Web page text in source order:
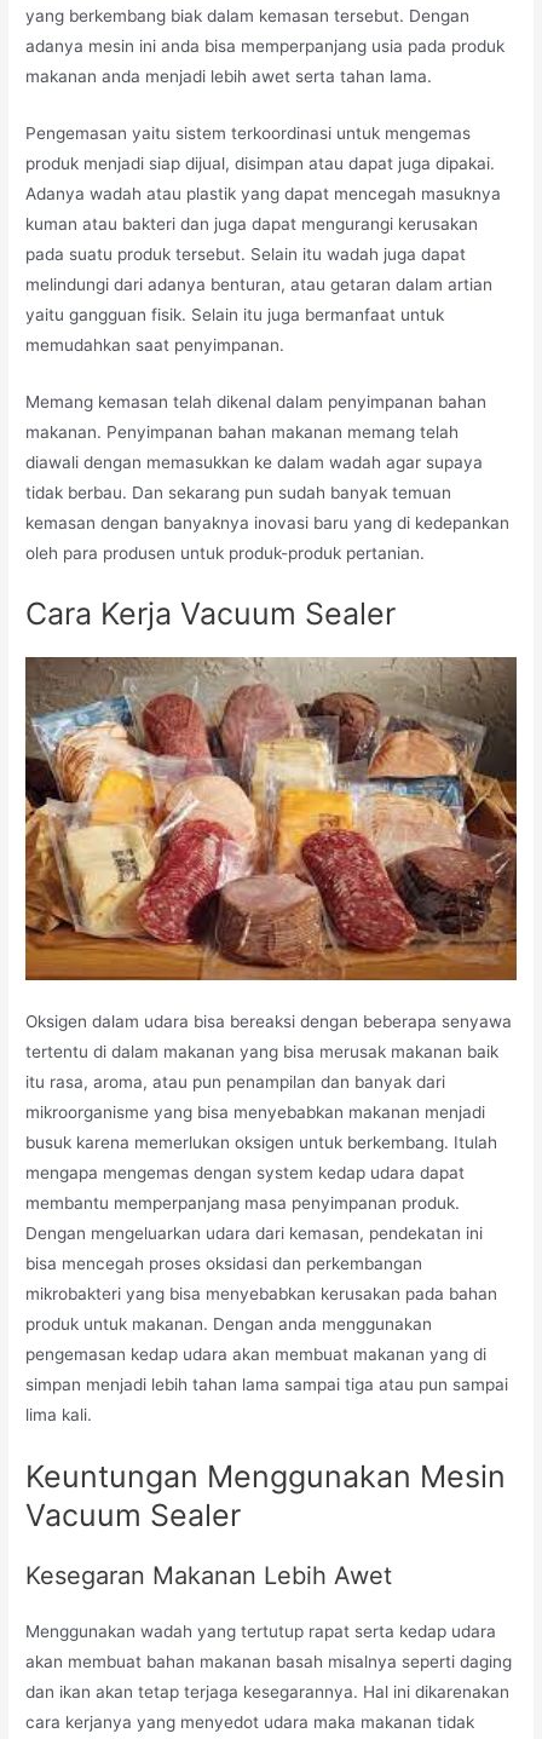
yang berkembang biak dalam kemasan tersebut. Dengan
adanya mesin ini anda bisa memperpanjang usia pada produk
makanan anda menjadi lebih awet serta tahan lama.
Pengemasan yaitu sistem terkoordinasi untuk mengemas
produk menjadi siap dijual, disimpan atau dapat juga dipakai.
Adanya wadah atau plastik yang dapat mencegah masuknya
kuman atau bakteri dan juga dapat mengurangi kerusakan
pada suatu produk tersebut. Selain itu wadah juga dapat
melindungi dari adanya benturan, atau getaran dalam artian
yaitu gangguan fisik. Selain itu juga bermanfaat untuk
memudahkan saat penyimpanan.
Memang kemasan telah dikenal dalam penyimpanan bahan
makanan. Penyimpanan bahan makanan memang telah
diawali dengan memasukkan ke dalam wadah agar supaya
tidak berbau. Dan sekarang pun sudah banyak temuan
kemasan dengan banyaknya inovasi baru yang di kedepankan
oleh para produsen untuk produk-produk pertanian.
Cara Kerja Vacuum Sealer
Oksigen dalam udara bisa bereaksi dengan beberapa senyawa
tertentu di dalam makanan yang bisa merusak makanan baik
itu rasa, aroma, atau pun penampilan dan banyak dari
mikroorganisme yang bisa menyebabkan makanan menjadi
busuk karena memerlukan oksigen untuk berkembang. Itulah
mengapa mengemas dengan system kedap udara dapat
membantu memperpanjang masa penyimpanan produk.
Dengan mengeluarkan udara dari kemasan, pendekatan ini
bisa mencegah proses oksidasi dan perkembangan
mikrobakteri yang bisa menyebabkan kerusakan pada bahan
produk untuk makanan. Dengan anda menggunakan
pengemasan kedap udara akan membuat makanan yang di
simpan menjadi lebih tahan lama sampai tiga atau pun sampai
lima kali.
Keuntungan Menggunakan Mesin
Vacuum Sealer
Kesegaran Makanan Lebih Awet
Menggunakan wadah yang tertutup rapat serta kedap udara
akan membuat bahan makanan basah misalnya seperti daging
dan ikan akan tetap terjaga kesegarannya. Hal ini dikarenakan
cara kerjanya yang menyedot udara maka makanan tidak